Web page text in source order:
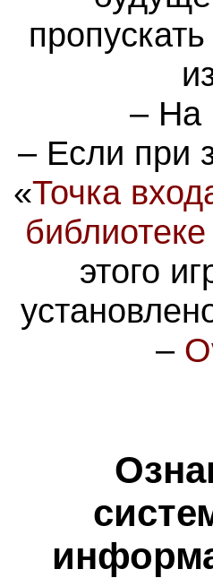
– На
– Если при
«Точка
этого
–